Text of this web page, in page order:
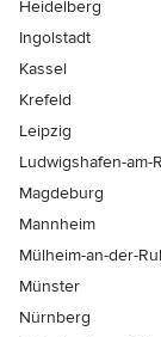
Heidelberg
Ingolstadt
Kassel
Krefeld
Leipzig
Ludwigshafen-am-
Magdeburg
Mannheim
Mülheim-an-der-
Münster
Nürnberg